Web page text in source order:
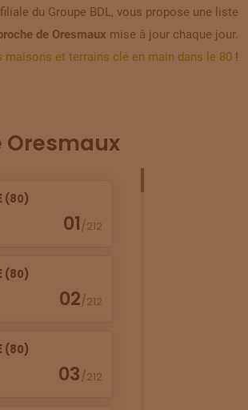
du Groupe BDL, vous propose une liste
de Oresmaux mise à jour chaque jour.
maisons et terrains clé en main dans le 80 !
(80)
01/212
(80)
02/212
(80)
03/212